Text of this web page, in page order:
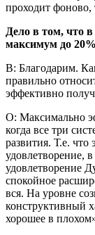
проходит фоново,
Дело в том, что
максимум до
В: Благодарим.
правильно
эффективно
О: Максимально
когда все три
развития. Т.е. что
удовлетворение,
удовлетворение
спокойное
вся. На уровне
конструктивный
хорошее в